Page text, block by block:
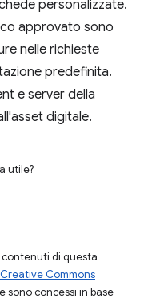
personalizzate.
approvato sono
nelle richieste
predefinita.
e server della
digitale.
utile?
di questa
Commons
sono concessi in base